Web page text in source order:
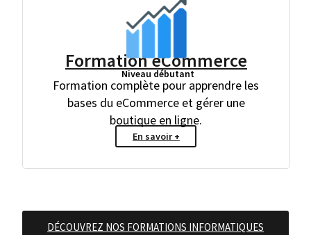
Formation eCommerce
Niveau débutant
Formation complète pour apprendre les
bases du eCommerce et gérer une
boutique en ligne.
En savoir +
DÉCOUVREZ NOS FORMATIONS INFORMATIQUES